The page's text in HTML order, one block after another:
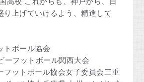
り上げていけるよう、精進して
トボール協会
ーフットボール関西大会
フットボール協会女子委員会三重